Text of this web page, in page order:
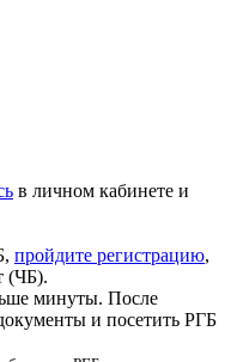
в личном кабинете и
пройдите регистрацию,
(ЧБ).
минуты. После
и посетить РГБ